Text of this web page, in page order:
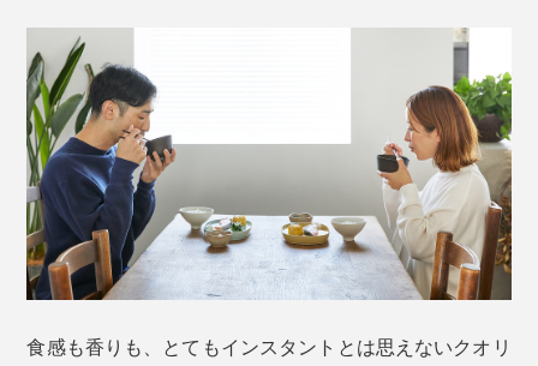
食感も香りも、とてもインスタントとは思えないクオリ